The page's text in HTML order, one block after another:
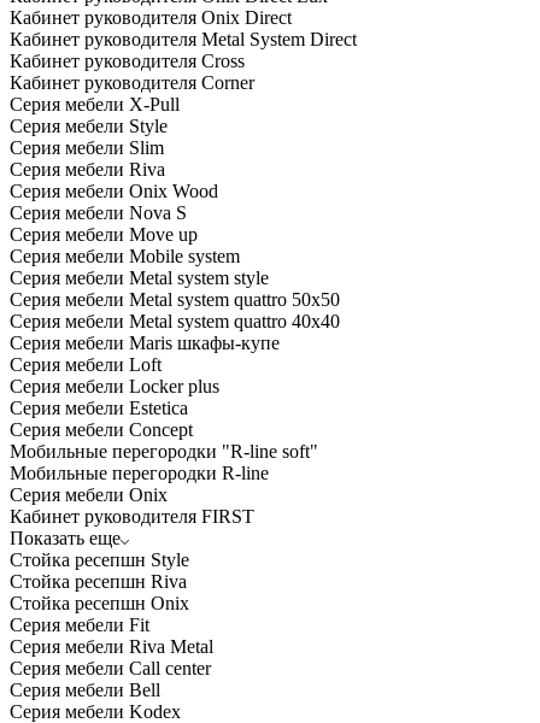
Кабинет руководителя Onix Direct
Кабинет руководителя Metal System Direct
Кабинет руководителя Cross
Кабинет руководителя Corner
Серия мебели X-Pull
Серия мебели Style
Серия мебели Slim
Серия мебели Riva
Серия мебели Onix Wood
Серия мебели Nova S
Серия мебели Move up
Серия мебели Mobile system
Серия мебели Metal system style
Серия мебели Metal system quattro 50x50
Серия мебели Metal system quattro 40x40
Серия мебели Maris шкафы-купе
Серия мебели Loft
Серия мебели Locker plus
Серия мебели Estetica
Серия мебели Concept
Мобильные перегородки "R-line soft"
Мобильные перегородки R-line
Серия мебели Onix
Кабинет руководителя FIRST
Показать еще
Стойка ресепшн Style
Стойка ресепшн Riva
Стойка ресепшн Onix
Серия мебели Fit
Серия мебели Riva Metal
Серия мебели Call center
Серия мебели Bell
Серия мебели Kodex